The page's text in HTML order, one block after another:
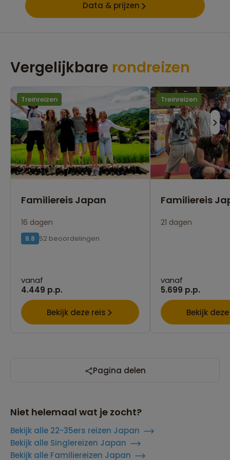
Data & prijzen
Vergelijkbare rondreizen
Treinreizen
Familiereis Japan
16 dagen
8.8 52 beoordelingen
vanaf
4.449 p.p.
Bekijk deze reis
Treinreizen
Familiereis
21 dagen
vanaf
5.699 p.p.
Bekijk
Pagina delen
Niet helemaal wat je zocht?
Bekijk alle 22-35ers reizen Japan
Bekijk alle Singlereizen Japan
Bekijk alle Familiereizen Japan